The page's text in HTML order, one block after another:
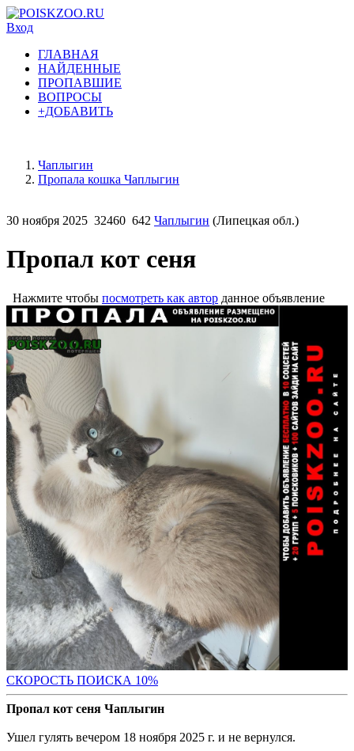
Вход
ГЛАВНАЯ
НАЙДЕННЫЕ
ПРОПАВШИЕ
ВОПРОСЫ
+ДОБАВИТЬ
Чаплыгин
Пропала кошка Чаплыгин
30 ноября 2025 32460 642 Чаплыгин (Липецкая обл.)
Пропал кот сеня
Нажмите чтобы посмотреть как автор данное объявление
СКОРОСТЬ ПОИСКА 10%
Пропал кот сеня Чаплыгин
Ушел гулять вечером 18 ноября 2025 г. и не вернулся.